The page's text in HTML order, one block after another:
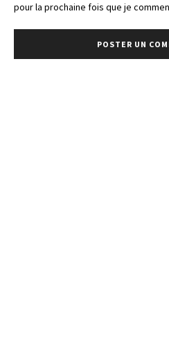
pour la prochaine fois que je